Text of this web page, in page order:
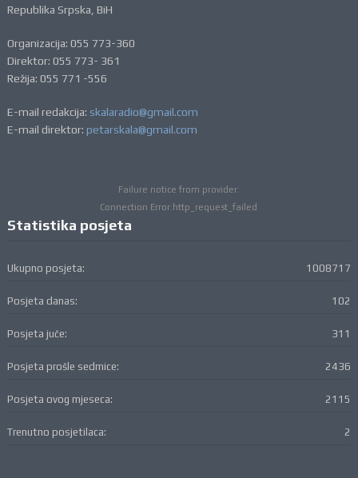
Republika Srpska, BiH
Organizacija: 055 773-360
Direktor: 055 773- 361
Režija: 055 771 -556
E-mail redakcija: skalaradio@gmail.com
E-mail direktor: petarskala@gmail.com
Failure notice from provider:
Connection Error:http_request_failed
Statistika posjeta
1008717
Ukupno posjeta:
102
Posjeta danas:
311
Posjeta juče:
2436
Posjeta prošle sedmice:
2115
Posjeta ovog mjeseca:
2
Trenutno posjetilaca: